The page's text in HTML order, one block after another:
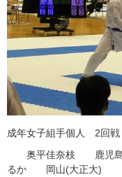
成年女子組手個人 2回戦
奥平佳奈枝 鹿児
るか 岡山(大正大)